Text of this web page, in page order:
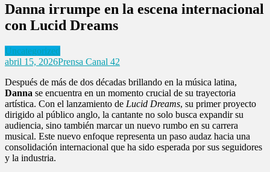
Danna irrumpe en la escena internacional
con Lucid Dreams
Uncategorized
abril 15, 2026Prensa Canal 42
Después de más de dos décadas brillando en la música latina,
Danna se encuentra en un momento crucial de su trayectoria
artística. Con el lanzamiento de Lucid Dreams, su primer proyecto
dirigido al público anglo, la cantante no solo busca expandir su
audiencia, sino también marcar un nuevo rumbo en su carrera
musical. Este nuevo enfoque representa un paso audaz hacia una
consolidación internacional que ha sido esperada por sus seguidores
y la industria.